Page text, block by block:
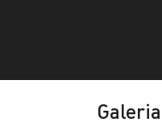
Galeria